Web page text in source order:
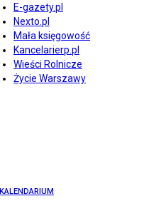
E-gazety.pl
Nexto.pl
Mała księgowość
Kancelarierp.pl
Wieści Rolnicze
Życie Warszawy
KALENDARIUM